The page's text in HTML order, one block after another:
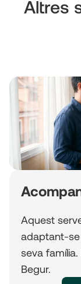
Altres
Aquest
adaptant-se
seva
Begur.